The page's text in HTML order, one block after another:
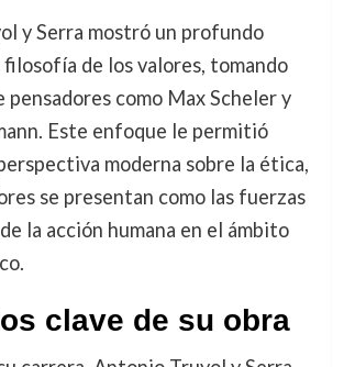
y Serra mostró un profundo
de los valores, tomando
pensadores como Max Scheler y
Este enfoque le permitió
moderna sobre la ética,
se presentan como las fuerzas
la acción humana en el ámbito
clave de su obra